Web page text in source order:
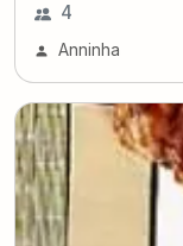
4
Anninha